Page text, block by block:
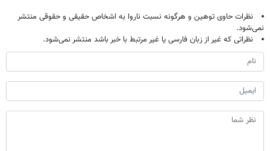
نظرات حاوی توهین و هرگونه نسبت ناروا به اشخاص حقیقی و حقوقی منتشر
نمی‌شود.
نظراتی که غیر از زبان فارسی یا غیر مرتبط با خبر باشد منتشر نمی‌شود.